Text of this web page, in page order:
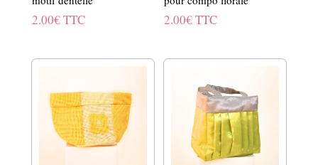
2.00€TTC 2.00€TTC